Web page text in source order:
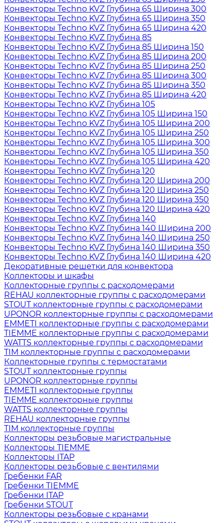
Конвекторы Techno KVZ Глубина 65 Ширина 300
Конвекторы Techno KVZ Глубина 65 Ширина 350
Конвекторы Techno KVZ Глубина 65 Ширина 420
Конвекторы Techno KVZ Глубина 85
Конвекторы Techno KVZ Глубина 85 Ширина 150
Конвекторы Techno KVZ Глубина 85 Ширина 200
Конвекторы Techno KVZ Глубина 85 Ширина 250
Конвекторы Techno KVZ Глубина 85 Ширина 300
Конвекторы Techno KVZ Глубина 85 Ширина 350
Конвекторы Techno KVZ Глубина 85 Ширина 420
Конвекторы Techno KVZ Глубина 105
Конвекторы Techno KVZ Глубина 105 Ширина 150
Конвекторы Techno KVZ Глубина 105 Ширина 200
Конвекторы Techno KVZ Глубина 105 Ширина 250
Конвекторы Techno KVZ Глубина 105 Ширина 300
Конвекторы Techno KVZ Глубина 105 Ширина 350
Конвекторы Techno KVZ Глубина 105 Ширина 420
Конвекторы Techno KVZ Глубина 120
Конвекторы Techno KVZ Глубина 120 Ширина 200
Конвекторы Techno KVZ Глубина 120 Ширина 250
Конвекторы Techno KVZ Глубина 120 Ширина 350
Конвекторы Techno KVZ Глубина 120 Ширина 420
Конвекторы Techno KVZ Глубина 140
Конвекторы Techno KVZ Глубина 140 Ширина 200
Конвекторы Techno KVZ Глубина 140 Ширина 250
Конвекторы Techno KVZ Глубина 140 Ширина 350
Конвекторы Techno KVZ Глубина 140 Ширина 420
Декоративные решетки для конвектора
Коллекторы и шкафы
Коллекторные группы с расходомерами
REHAU коллекторные группы с расходомерами
STOUT коллекторные группы с расходомерами
UPONOR коллекторные группы с расходомерами
EMMETI коллекторные группы с расходомерами
TIEMME коллекторные группы с расходомерами
WATTS коллекторные группы с расходомерами
TIM коллекторные группы с расходомерами
Коллекторные группы с термостатами
STOUT коллекторные группы
UPONOR коллекторные группы
EMMETI коллекторные группы
TIEMME коллекторные группы
WATTS коллекторные группы
REHAU коллекторные группы
TIM коллекторные группы
Коллекторы резьбовые магистральные
Коллекторы TIEMME
Коллекторы ITAP
Коллекторы резьбовые с вентилями
Гребенки FAR
Гребенки TIEMME
Гребенки ITAP
Гребенки STOUT
Коллекторы резьбовые с кранами